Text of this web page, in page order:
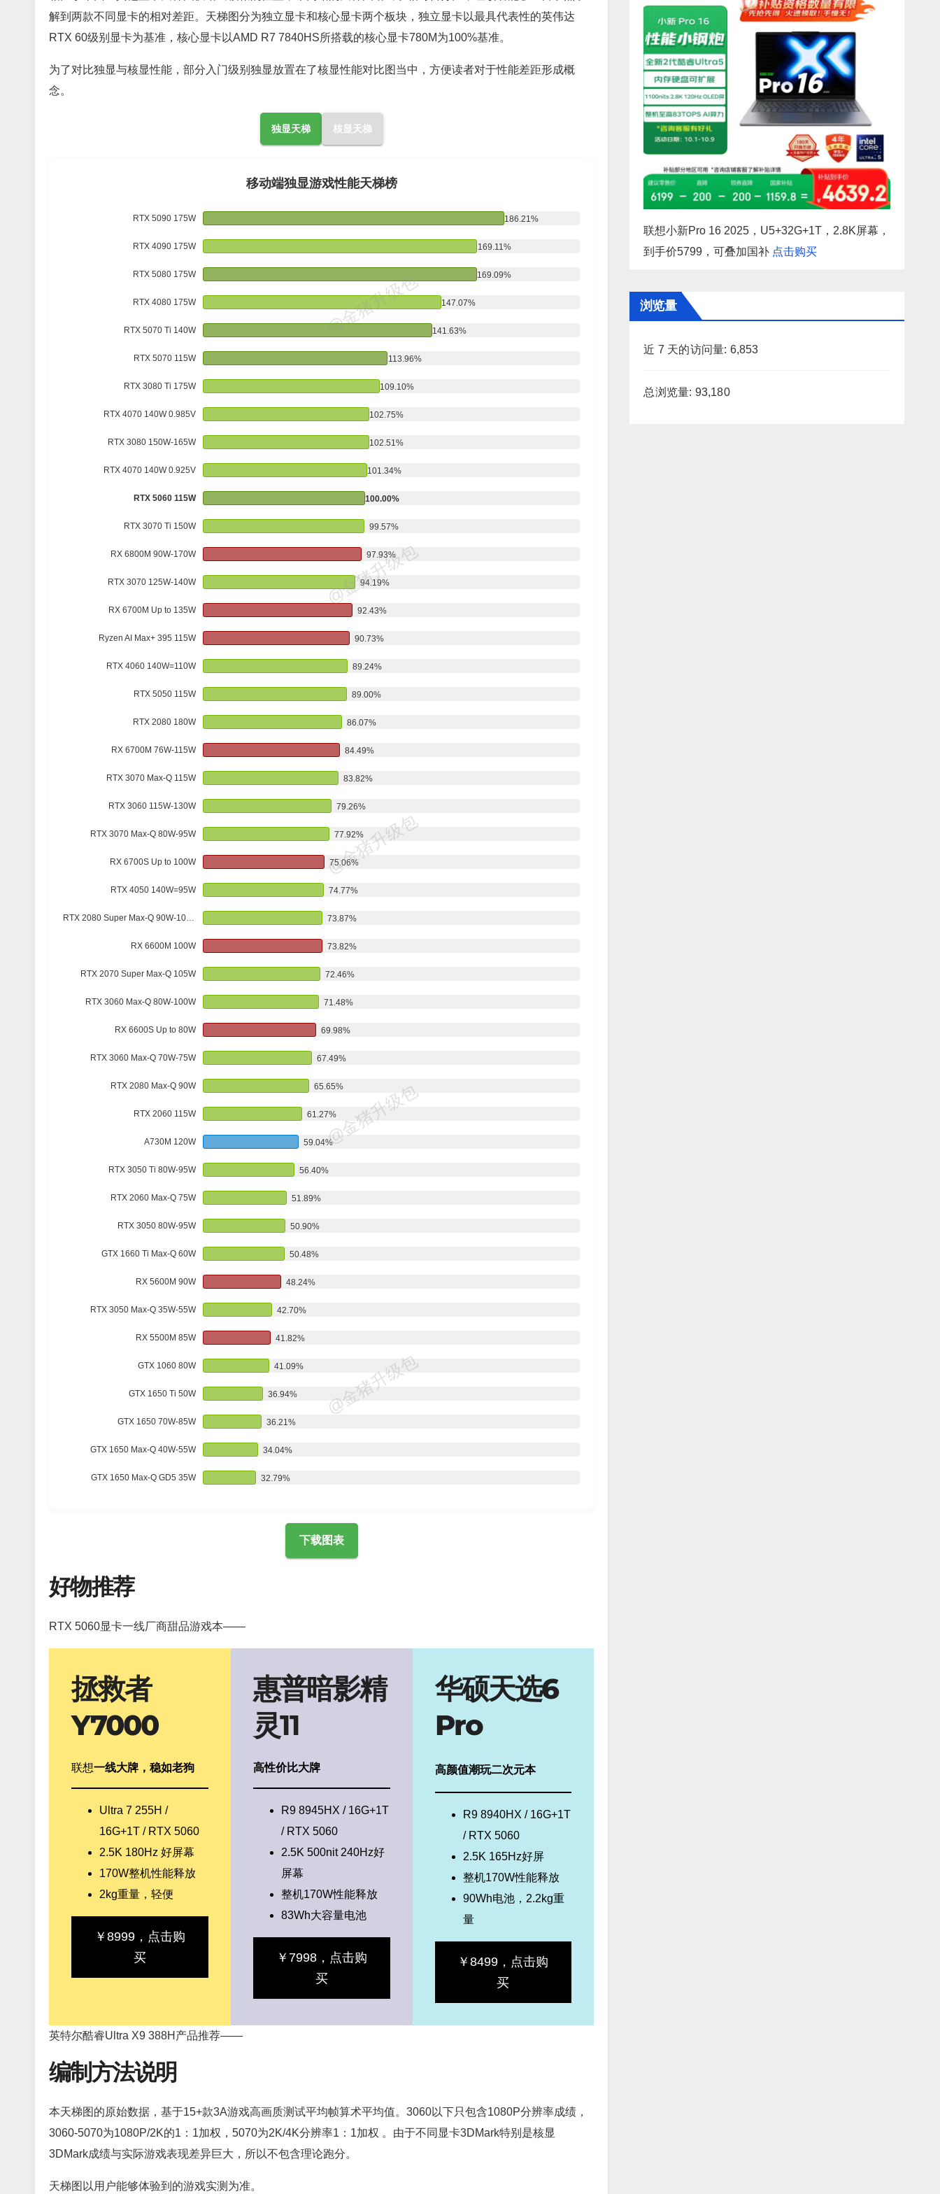
解到两款不同显卡的相对差距。天梯图分为独立显卡和核心显卡两个板块，独立显卡以最具代表性的英伟达
RTX 60级别显卡为基准，核心显卡以AMD R7 7840HS所搭载的核心显卡780M为100%基准。
为了对比独显与核显性能，部分入门级别独显放置在了核显性能对比图当中，方便读者对于性能差距形成概
念。
独显天梯 核显天梯
移动端独显游戏性能天梯榜
RTX 5090 175W 186.21%
RTX 4090 175W 169.11%
RTX 5080 175W 169.09%
RTX 4080 175W 147.07%
RTX 5070 Ti 140W 141.63%
RTX 5070 115W 113.96%
RTX 3080 Ti 175W 109.10%
RTX 4070 140W 0.985V 102.75%
RTX 3080 150W-165W 102.51%
RTX 4070 140W 0.925V 101.34%
RTX 5060 115W 100.00%
RTX 3070 Ti 150W 99.57%
RX 6800M 90W-170W 97.93%
RTX 3070 125W-140W 94.19%
RX 6700M Up to 135W 92.43%
Ryzen AI Max+ 395 115W 90.73%
RTX 4060 140W=110W 89.24%
RTX 5050 115W 89.00%
RTX 2080 180W 86.07%
RX 6700M 76W-115W 84.49%
RTX 3070 Max-Q 115W 83.82%
RTX 3060 115W-130W 79.26%
RTX 3070 Max-Q 80W-95W 77.92%
RX 6700S Up to 100W 75.06%
RTX 4050 140W=95W 74.77%
RTX 2080 Super Max-Q 90W-105W 73.87%
RX 6600M 100W 73.82%
RTX 2070 Super Max-Q 105W 72.46%
RTX 3060 Max-Q 80W-100W 71.48%
RX 6600S Up to 80W 69.98%
RTX 3060 Max-Q 70W-75W 67.49%
RTX 2080 Max-Q 90W 65.65%
RTX 2060 115W 61.27%
A730M 120W 59.04%
RTX 3050 Ti 80W-95W 56.40%
RTX 2060 Max-Q 75W 51.89%
RTX 3050 80W-95W 50.90%
GTX 1660 Ti Max-Q 60W 50.48%
RX 5600M 90W 48.24%
RTX 3050 Max-Q 35W-55W 42.70%
RX 5500M 85W 41.82%
GTX 1060 80W 41.09%
GTX 1650 Ti 50W 36.94%
GTX 1650 70W-85W 36.21%
GTX 1650 Max-Q 40W-55W 34.04%
GTX 1650 Max-Q GD5 35W 32.79%
@金猪升级包
@金猪升级包
@金猪升级包
@金猪升级包
@金猪升级包
下载图表
好物推荐
RTX 5060显卡一线厂商甜品游戏本——
拯救者
Y7000
联想一线大牌，稳如老狗
Ultra 7 255H /
16G+1T / RTX 5060
2.5K 180Hz 好屏幕
170W整机性能释放
2kg重量，轻便
￥8999，点击购
买
惠普暗影精
灵11
高性价比大牌
R9 8945HX / 16G+1T
/ RTX 5060
2.5K 500nit 240Hz好
屏幕
整机170W性能释放
83Wh大容量电池
￥7998，点击购
买
华硕天选6
Pro
高颜值潮玩二次元本
R9 8940HX / 16G+1T
/ RTX 5060
2.5K 165Hz好屏
整机170W性能释放
90Wh电池，2.2kg重
量
￥8499，点击购
买
英特尔酷睿Ultra X9 388H产品推荐——
编制方法说明
本天梯图的原始数据，基于15+款3A游戏高画质测试平均帧算术平均值。3060以下只包含1080P分辨率成绩，
3060-5070为1080P/2K的1：1加权，5070为2K/4K分辨率1：1加权 ​​​。由于不同显卡3DMark特别是核显
3DMark成绩与实际游戏表现差异巨大，所以不包含理论跑分。
天梯图以用户能够体验到的游戏实测为准。
联想小新Pro 16 2025，U5+32G+1T，2.8K屏幕，
到手价5799，可叠加国补 点击购买
浏览量
近 7 天的访问量: 6,853
总浏览量: 93,180